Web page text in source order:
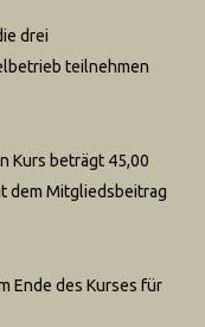
drei
teilnehmen
Kurs beträgt 45,00
dem Mitgliedsbeitrag
Ende des Kurses für